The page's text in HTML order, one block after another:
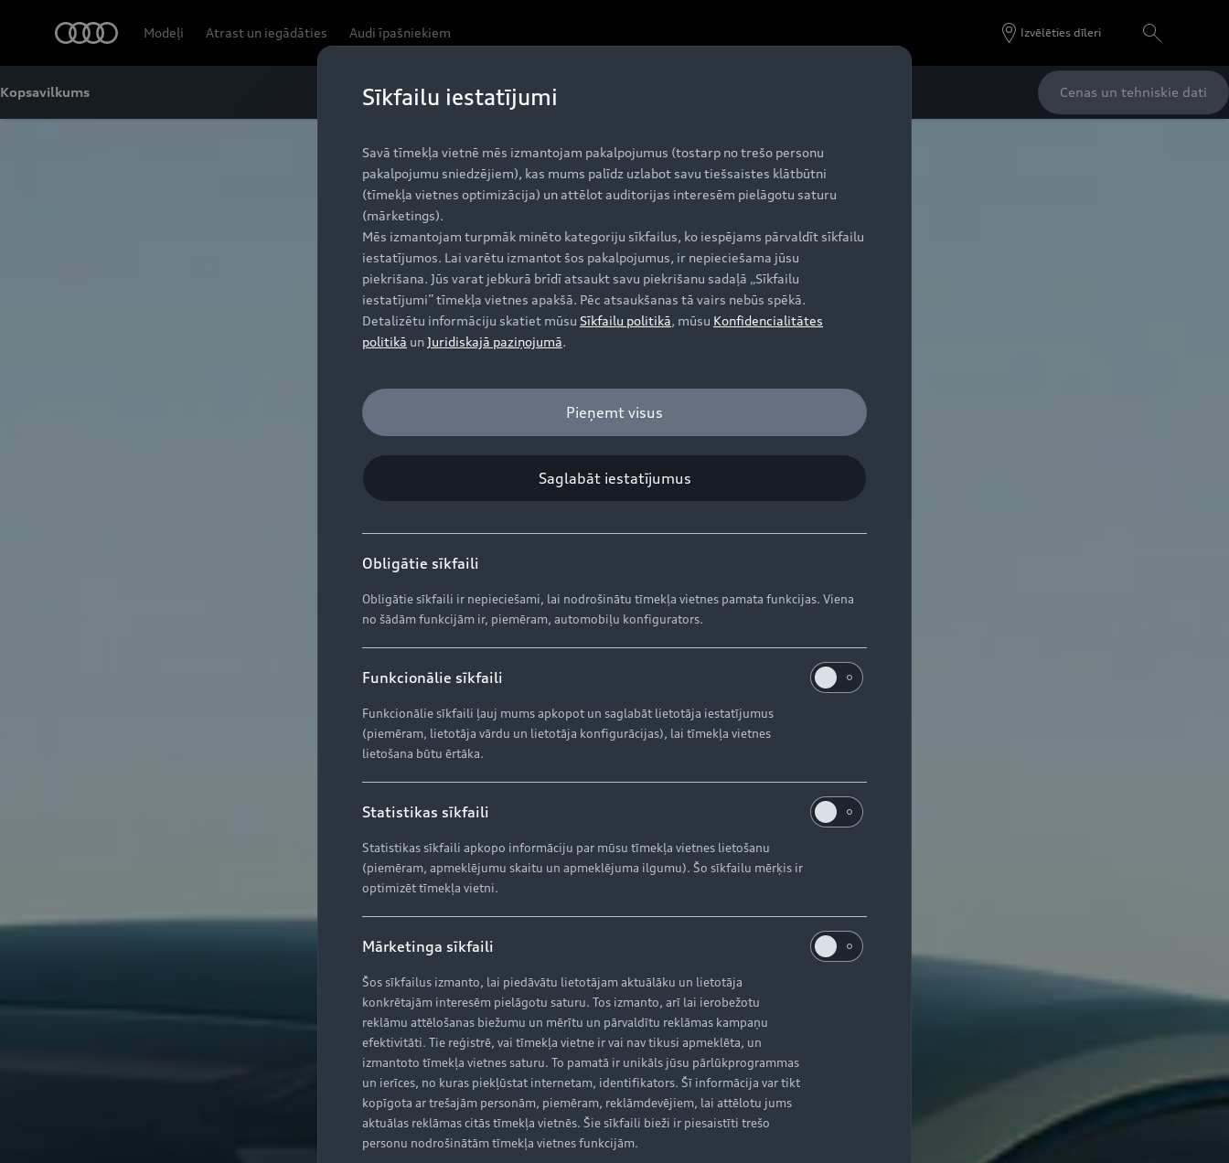
Modeļi Atrast un iegādāties Audi īpašniekiem Izvēlēties dīleri
Kopsavilkums Cenas un tehniskie dati
Sīkfailu iestatījumi
Savā tīmekļa vietnē mēs izmantojam pakalpojumus (tostarp no trešo personu
pakalpojumu sniedzējiem), kas mums palīdz uzlabot savu tiešsaistes klātbūtni
(tīmekļa vietnes optimizācija) un attēlot auditorijas interesēm pielāgotu saturu
(mārketings).
Mēs izmantojam turpmāk minēto kategoriju sīkfailus, ko iespējams pārvaldīt sīkfailu
iestatījumos. Lai varētu izmantot šos pakalpojumus, ir nepieciešama jūsu
piekrišana. Jūs varat jebkurā brīdī atsaukt savu piekrišanu sadaļā „Sīkfailu
iestatījumi” tīmekļa vietnes apakšā. Pēc atsaukšanas tā vairs nebūs spēkā.
Detalizētu informāciju skatiet mūsu Sīkfailu politikā, mūsu Konfidencialitātes
politikā unJuridiskajā paziņojumā.
Pieņemt visus
Saglabāt iestatījumus
Obligātie sīkfaili
Obligātie sīkfaili ir nepieciešami, lai nodrošinātu tīmekļa vietnes pamata funkcijas. Viena
no šādām funkcijām ir, piemēram, automobiļu konfigurators.
Funkcionālie sīkfaili
Funkcionālie sīkfaili ļauj mums apkopot un saglabāt lietotāja iestatījumus
(piemēram, lietotāja vārdu un lietotāja konfigurācijas), lai tīmekļa vietnes
lietošana būtu ērtāka.
Statistikas sīkfaili
Statistikas sīkfaili apkopo informāciju par mūsu tīmekļa vietnes lietošanu
(piemēram, apmeklējumu skaitu un apmeklējuma ilgumu). Šo sīkfailu mērķis ir
optimizēt tīmekļa vietni.
Mārketinga sīkfaili
Šos sīkfailus izmanto, lai piedāvātu lietotājam aktuālāku un lietotāja
konkrētajām interesēm pielāgotu saturu. Tos izmanto, arī lai ierobežotu
reklāmu attēlošanas biežumu un mērītu un pārvaldītu reklāmas kampaņu
efektivitāti. Tie reģistrē, vai tīmekļa vietne ir vai nav tikusi apmeklēta, un
izmantoto tīmekļa vietnes saturu. To pamatā ir unikāls jūsu pārlūkprogrammas
un ierīces, no kuras piekļūstat internetam, identifikators. Šī informācija var tikt
kopīgota ar trešajām personām, piemēram, reklāmdevējiem, lai attēlotu jums
aktuālas reklāmas citās tīmekļa vietnēs. Šie sīkfaili bieži ir piesaistīti trešo
personu nodrošinātām tīmekļa vietnes funkcijām.